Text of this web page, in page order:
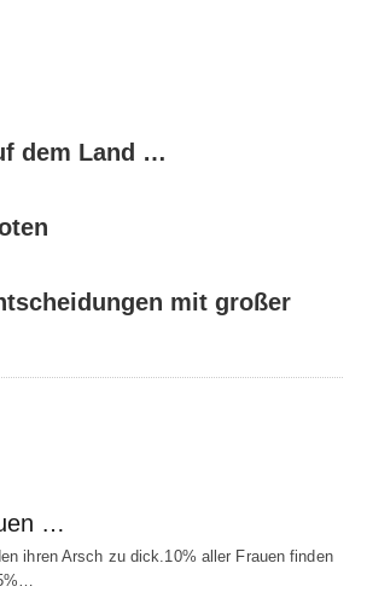
dem Land …
mit großer
…
ihren Arsch zu dick.10% aller Frauen finden